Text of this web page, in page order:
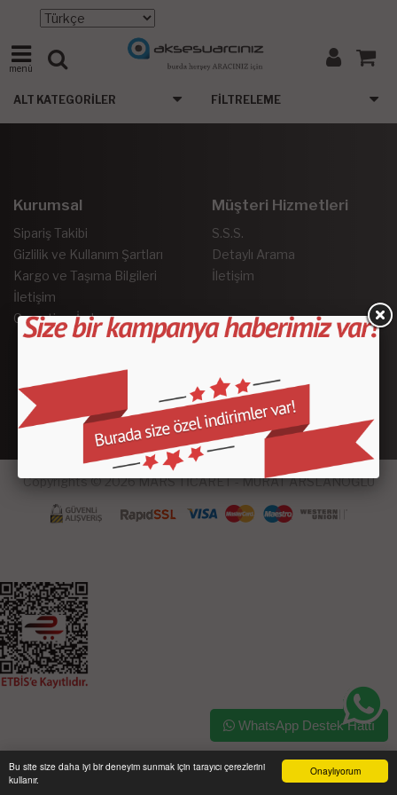
Onaylıyorum
Bu site size daha iyi bir deneyim sunmak için tarayıcı çerezlerini
kullanır.
menü
ALT KATEGORILER FILTRELEME
Kurumsal
Sipariş Takibi
Gizlilik ve Kullanım Şartları
Kargo ve Taşıma Bilgileri
İletişim
Garanti ve İade
Müşteri Hizmetleri
S.S.S.
Detaylı Arama
İletişim
Copyrights © 2026 MARS TİCARET - MURAT ARSLANOĞLU
Ana Sayfa Sipariş Takibi İletişim
WhatsApp Destek Hattı